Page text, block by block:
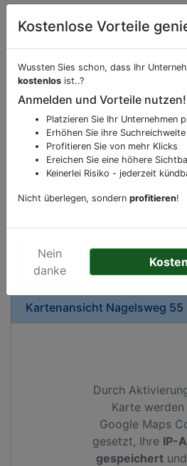
Beschreibung & Services von
Sie möchten eine
oder andere relevante
Klicken Sie bitte hierum uns
Sonderangebote odere
Kartenansicht Nagelsweg 55
Durch
Karte werden
Google Maps
gesetzt, Ihre IP-
gespeichert
Kostenlose Vorteile
Wussten Sies schon, dass Ihr
kostenlos ist..?
Anmelden und Vorteile nutzen!
Platzieren Sie Ihr Unternehmen
Erhöhen Sie ihre
Profitieren Sie von mehr Klicks
Ereichen Sie eine höhere
Keinerlei Risiko - jederzeit
Nicht überlegen, sondern profitieren!
Nein
danke